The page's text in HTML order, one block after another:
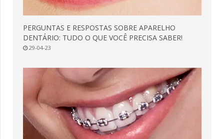
PERGUNTAS E RESPOSTAS SOBRE APARELHO
DENTÁRIO: TUDO O QUE VOCÊ PRECISA SABER!
29-04-23